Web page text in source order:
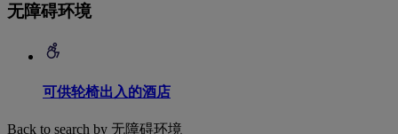
无障碍环境
可供轮椅出入的酒店
Back to search by 无障碍环境